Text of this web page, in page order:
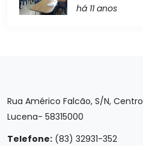
há 11 anos
Rua Américo Falcão, S/N, Centro
Lucena- 58315000
Telefone: (83) 32931-352